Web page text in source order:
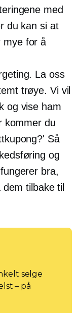
med
du kan si at
mye for å
La oss
trøye. Vi vil
og vise ham
kommer du
Så
og
bra,
tilbake til
selge
– på